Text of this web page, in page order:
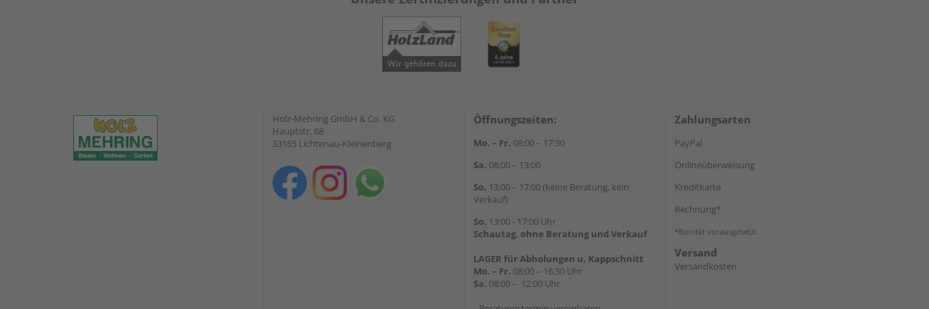
Holz-Mehring GmbH & Co. KG
Hauptstr. 68
33165 Lichtenau-Kleinenberg
Öffnungszeiten:
Mo. – Fr. 08:00 – 17:30
Sa. 08:00 – 13:00
So. 13:00 – 17:00 (keine Beratung, kein
Verkauf)
So. 13:00 - 17:00 Uhr
Schautag, ohne Beratung und Verkauf
LAGER für Abholungen u. Kappschnitt
Mo. – Fr. 08:00 – 16:30 Uhr
Sa. 08:00 – 12:00 Uhr
Zahlungsarten
PayPal
Onlineüberweisung
Kreditkarte
Rechnung*
*Bonität vorausgesetzt
Versand
Versandkosten